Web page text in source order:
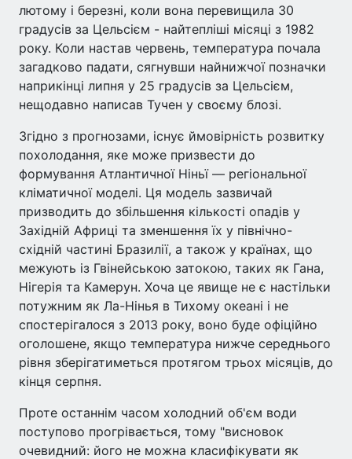
лютому і березні, коли вона перевищила 30
градусів за Цельсієм - найтепліші місяці з 1982
року. Коли настав червень, температура почала
загадково падати, сягнувши найнижчої позначки
наприкінці липня у 25 градусів за Цельсієм,
нещодавно написав Тучен у своєму блозі.
Згідно з прогнозами, існує ймовірність розвитку
похолодання, яке може призвести до
формування Атлантичної Ніньї — регіональної
кліматичної моделі. Ця модель зазвичай
призводить до збільшення кількості опадів у
Західній Африці та зменшення їх у північно-
східній частині Бразилії, а також у країнах, що
межують із Гвінейською затокою, таких як Гана,
Нігерія та Камерун. Хоча це явище не є настільки
потужним як Ла-Нінья в Тихому океані і не
спостерігалося з 2013 року, воно буде офіційно
оголошене, якщо температура нижче середнього
рівня зберігатиметься протягом трьох місяців, до
кінця серпня.
Проте останнім часом холодний об'єм води
поступово прогрівається, тому "висновок
очевидний: його не можна класифікувати як